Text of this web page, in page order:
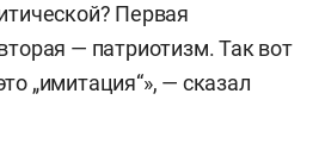
Первая
— патриотизм. Так вот
„имитация“», — сказал